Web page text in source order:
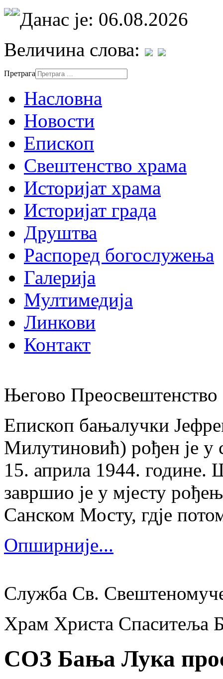
Данас је: 06.08.2026
Величина слова:
Претрага
Насловна
Новости
Епископ
Свештенство храма
Историјат храма
Историјат града
Друштва
Распоред богослужења
Галерија
Мултимедија
Линкови
Контакт
Његово
Епископ бањалучки
Милутиновић) рођен је у
15. априла 1944. године.
завршио је у мјесту
Санском Мосту, гдје
Опширније...
Служба Св.
Храм Христа Спаситеља
СОЗ Бања Лука